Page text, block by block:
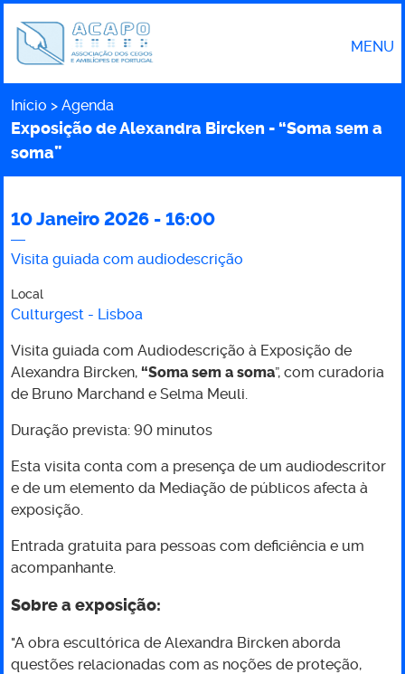
MENU
Caminho
Início Agenda
Exposição de Alexandra Bircken - “Soma sem a
soma”
Exposição
de
Alexandra
Bircken
-
“Soma
sem
a
soma”
10 Janeiro 2026 - 16:00
Visita guiada com audiodescrição
Local
Culturgest - Lisboa
Visita guiada com Audiodescrição à Exposição de
Alexandra Bircken, “Soma sem a soma”, com curadoria
de Bruno Marchand e Selma Meuli.
Duração prevista: 90 minutos
Esta visita conta com a presença de um audiodescritor
e de um elemento da Mediação de públicos afecta à
exposição.
Entrada gratuita para pessoas com deficiência e um
acompanhante.
Sobre a exposição:
"A obra escultórica de Alexandra Bircken aborda
questões relacionadas com as noções de proteção,